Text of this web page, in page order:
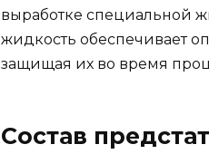
выработке специальной
жидкость обеспечивает
защищая их во время
Состав